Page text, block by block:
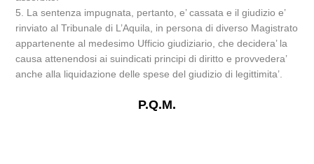
5. La sentenza impugnata, pertanto, e’ cassata e il giudizio e’
rinviato al Tribunale di L’Aquila, in persona di diverso Magistrato
appartenente al medesimo Ufficio giudiziario, che decidera’ la
causa attenendosi ai suindicati principi di diritto e provvedera’
anche alla liquidazione delle spese del giudizio di legittimita’.
P.Q.M.